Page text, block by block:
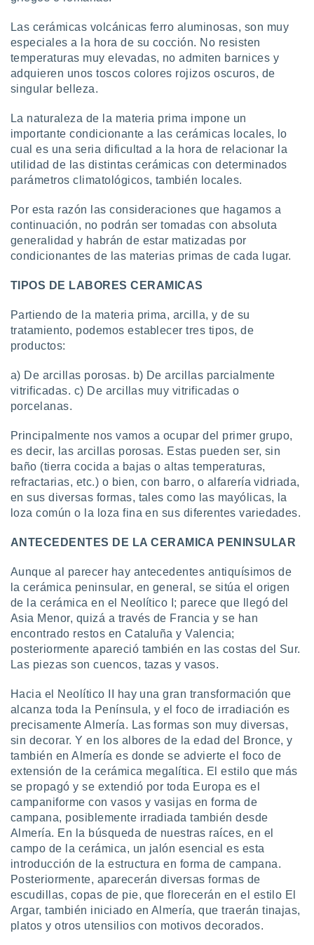
Las cerámicas volcánicas ferro aluminosas, son muy
especiales a la hora de su cocción. No resisten
temperaturas muy elevadas, no admiten barnices y
adquieren unos toscos colores rojizos oscuros, de
singular belleza.
La naturaleza de la materia prima impone un
importante condicionante a las cerámicas locales, lo
cual es una seria dificultad a la hora de relacionar la
utilidad de las distintas cerámicas con determinados
parámetros climatológicos, también locales.
Por esta razón las consideraciones que hagamos a
continuación, no podrán ser tomadas con absoluta
generalidad y habrán de estar matizadas por
condicionantes de las materias primas de cada lugar.
TIPOS DE LABORES CERAMICAS
Partiendo de la materia prima, arcilla, y de su
tratamiento, podemos establecer tres tipos, de
productos:
a) De arcillas porosas. b) De arcillas parcialmente
vitrificadas. c) De arcillas muy vitrificadas o
porcelanas.
Principalmente nos vamos a ocupar del primer grupo,
es decir, las arcillas porosas. Estas pueden ser, sin
baño (tierra cocida a bajas o altas temperaturas,
refractarias, etc.) o bien, con barro, o alfarería vidriada,
en sus diversas formas, tales como las mayólicas, la
loza común o la loza fina en sus diferentes variedades.
ANTECEDENTES DE LA CERAMICA PENINSULAR
Aunque al parecer hay antecedentes antiquísimos de
la cerámica peninsular, en general, se sitúa el origen
de la cerámica en el Neolítico I; parece que llegó del
Asia Menor, quizá a través de Francia y se han
encontrado restos en Cataluña y Valencia;
posteriormente apareció también en las costas del Sur.
Las piezas son cuencos, tazas y vasos.
Hacia el Neolítico II hay una gran transformación que
alcanza toda la Península, y el foco de irradiación es
precisamente Almería. Las formas son muy diversas,
sin decorar. Y en los albores de la edad del Bronce, y
también en Almería es donde se advierte el foco de
extensión de la cerámica megalítica. El estilo que más
se propagó y se extendió por toda Europa es el
campaniforme con vasos y vasijas en forma de
campana, posiblemente irradiada también desde
Almería. En la búsqueda de nuestras raíces, en el
campo de la cerámica, un jalón esencial es esta
introducción de la estructura en forma de campana.
Posteriormente, aparecerán diversas formas de
escudillas, copas de pie, que florecerán en el estilo El
Argar, también iniciado en Almería, que traerán tinajas,
platos y otros utensilios con motivos decorados.